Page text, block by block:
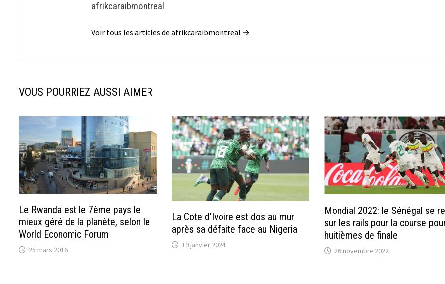
afrikcaraibmontreal
Voir tous les articles de afrikcaraibmontreal →
VOUS POURRIEZ AUSSI AIMER
Le Rwanda est le 7ème pays le
mieux géré de la planète, selon le
World Economic Forum
25 mars 2016
La Cote d’Ivoire est dos au mur
après sa défaite face au Nigeria
19 janvier 2024
Mondial 2022: le Sénégal se
sur les rails pour la course
huitièmes de finale
26 novembre 2022